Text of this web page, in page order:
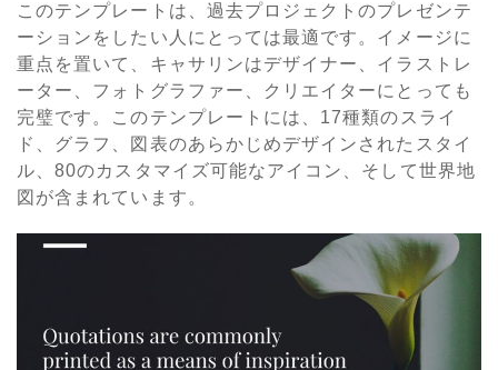
このテンプレートは、過去プロジェクトのプレゼンテ
ーションをしたい人にとっては最適です。イメージに
重点を置いて、キャサリンはデザイナー、イラストレ
ーター、フォトグラファー、クリエイターにとっても
完璧です。このテンプレートには、17種類のスライ
ド、グラフ、図表のあらかじめデザインされたスタイ
ル、80のカスタマイズ可能なアイコン、そして世界地
図が含まれています。